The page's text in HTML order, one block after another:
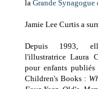
la Grande Synagogue
Jamie Lee Curtis a
Depuis 1993,
l'illustratrice Laura
pour enfants
Children's Books :